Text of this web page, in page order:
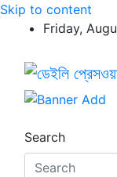
Skip to content
Friday,
ডেইলি
ডেইলি
Search